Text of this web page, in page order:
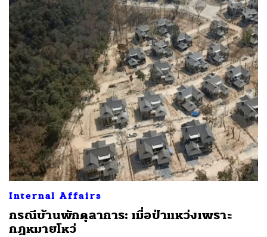
Internal Affairs
กรณีบ้านพักตุลาการ: เมื่อป่าแหว่งเพราะ
กฎหมายโหว่